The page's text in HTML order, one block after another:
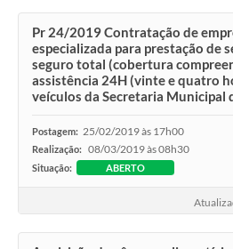
Pr 24/2019 Contratação de
especializada para prestação de
seguro total (cobertura
assistência 24H (vinte e quatro
veículos da Secretaria Municipal
Postagem: 25/02/2019 às 17h00
Realização: 08/03/2019 às 08h30
Situação: ABERTO